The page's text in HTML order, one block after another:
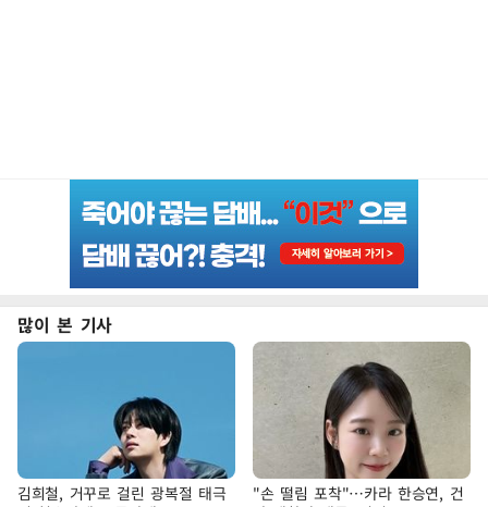
많이 본 기사
김희철, 거꾸로 걸린 광복절 태극
"손 떨림 포착"…카라 한승연, 건